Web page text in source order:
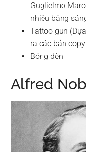
Guglielmo
nhiều bằng
Tattoo gun
ra các bản
Bóng đèn.
Alfred